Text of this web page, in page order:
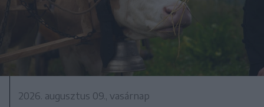
2026. augusztus 09., vasárnap